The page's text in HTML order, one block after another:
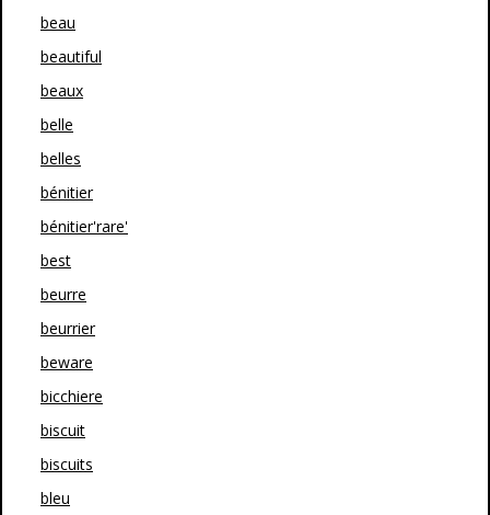
beau
beautiful
beaux
belle
belles
bénitier
bénitier'rare'
best
beurre
beurrier
beware
bicchiere
biscuit
biscuits
bleu